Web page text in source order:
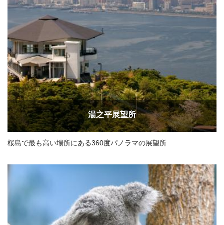
湯之平展望所
桜島で最も高い場所にある360度パノラマの展望所